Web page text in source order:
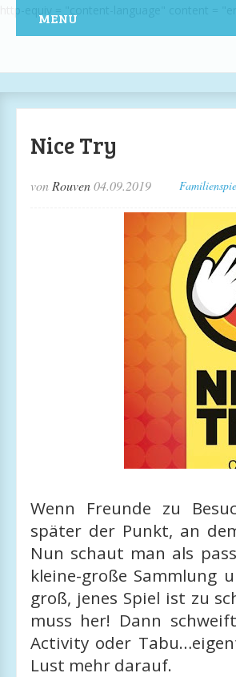
MENU
Nice Try
von Rouven 04.09.2019
Wenn Freunde zu
später der Punkt, an
Nun schaut man als
kleine-große Sammlung
groß, jenes Spiel ist zu
muss her! Dann
Activity oder
Lust mehr darauf.